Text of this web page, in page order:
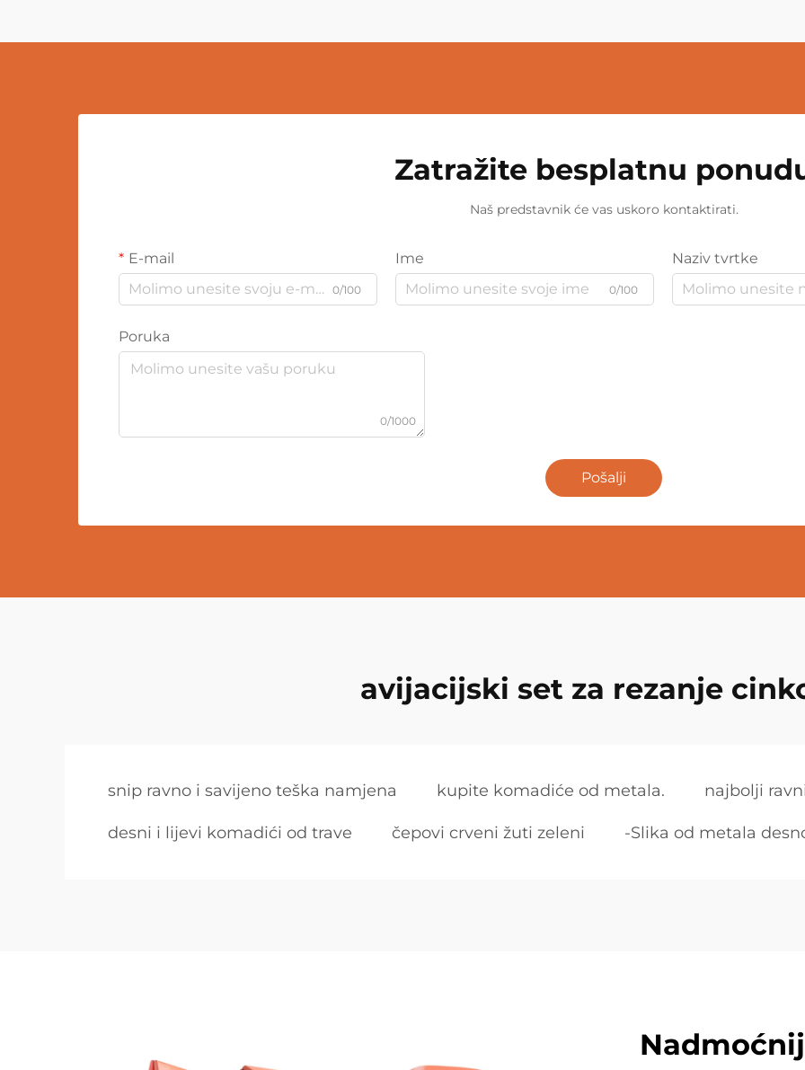
Zatražite besplatnu
Naš predstavnik će vas uskoro kontaktirati.
E-mail
0/100
Ime
0/100
Naziv tvrtke
Poruka
0/1000
Pošalji
avijacijski set za rezanje
snip ravno i savijeno teška namjena kupite komadiće od metala. najbolji
desni i lijevi komadići od trave čepovi crveni žuti zeleni -Slika od metala